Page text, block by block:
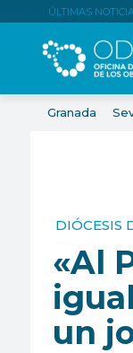
ÚLTIMAS
Granada
DIÓCESIS
«Al
un